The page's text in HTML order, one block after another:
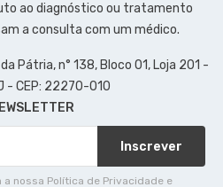
ao diagnóstico ou tratamento
a consulta com um médico.
Pátria, n° 138, Bloco 01, Loja 201 -
- CEP: 22270-010
Inscrever
nossa Política de Privacidade e